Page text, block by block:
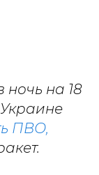
на 18
ПВО,